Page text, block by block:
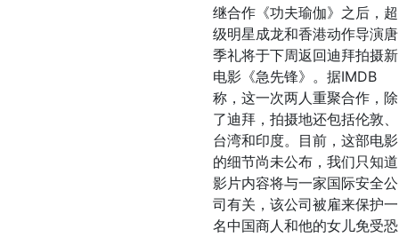
继合作《功夫瑜伽》之后，超
级明星成龙和香港动作导演唐
季礼将于下周返回迪拜拍摄新
电影《急先锋》。据IMDB
称，这一次两人重聚合作，除
了迪拜，拍摄地还包括伦敦、
台湾和印度。目前，这部电影
的细节尚未公布，我们只知道
影片内容将与一家国际安全公
司有关，该公司被雇来保护一
名中国商人和他的女儿免受恐